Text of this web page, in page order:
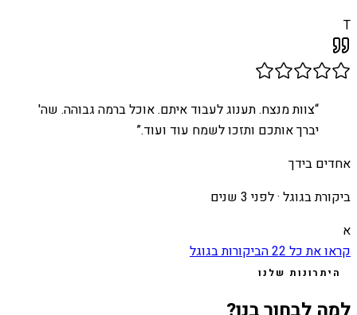
T
“צוות מנצח. תענוג לעבוד איתם. אוכל ברמה גבוהה. שה'
יברך אותכם ותזכו לשמח עוד ועוד.”
אחדים בידך
ביקורת בגוגל ·לפני 3 שנים
א
קראו את כל22הביקורות בגוגל
היתרונות שלנו